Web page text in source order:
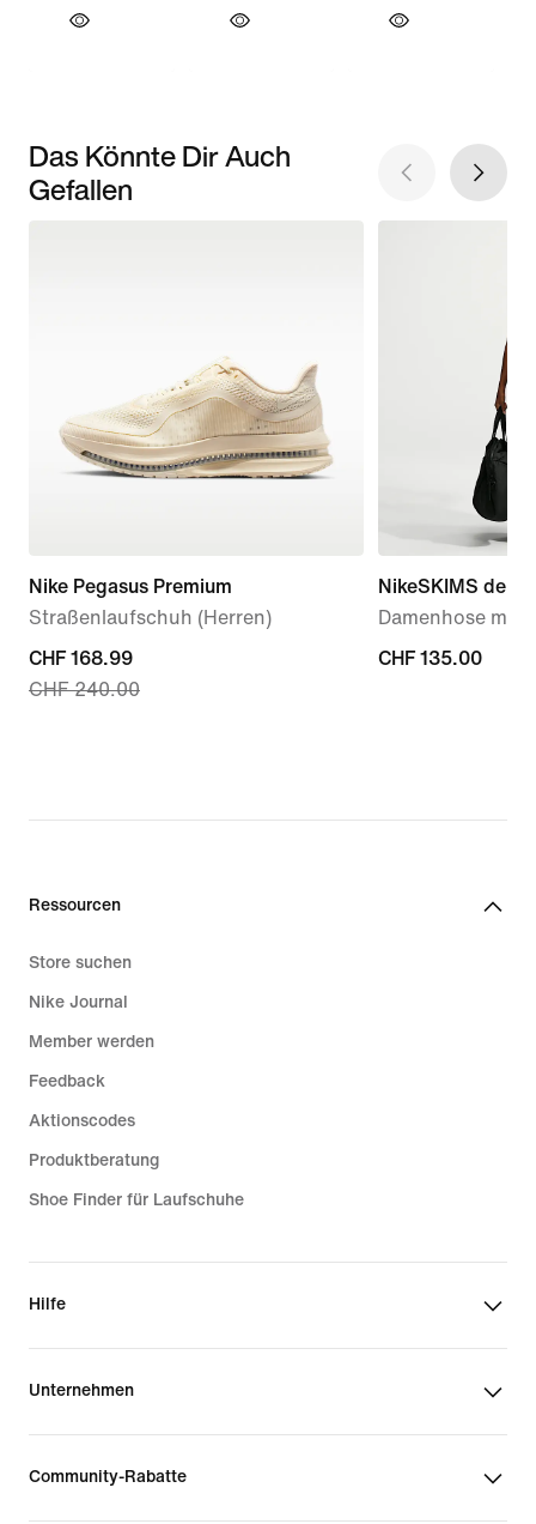
Das Könnte Dir Auch
Gefallen
Nike Pegasus Premium
Straßenlaufschuh (Herren)
current
price
CHF 240.00
CHF 168.99
CHF 240.00
NikeSKIMS
Damenhose mit
CHF 135.00
CHF 135.00
Ressourcen
Store suchen
Nike Journal
Member werden
Feedback
Aktionscodes
Produktberatung
Shoe Finder für Laufschuhe
Hilfe
Unternehmen
Community-Rabatte